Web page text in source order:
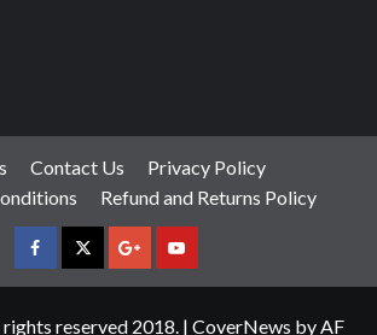
Contact Us
Privacy Policy
Refund and Returns Policy
facebookTwitterGoogleYouTube
reserved 2018. | CoverNews by AF